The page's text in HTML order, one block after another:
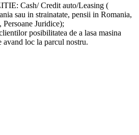
Cash/ Credit auto/Leasing (
sau in strainatate, pensii in Romania,
Persoane Juridice);
posibilitatea de a lasa masina
avand loc la parcul nostru.